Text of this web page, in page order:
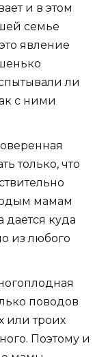
и в этом
семье
явление
ли
с ними
только, что
мамам
куда
из любого
поводов
или троих
Поэтому и